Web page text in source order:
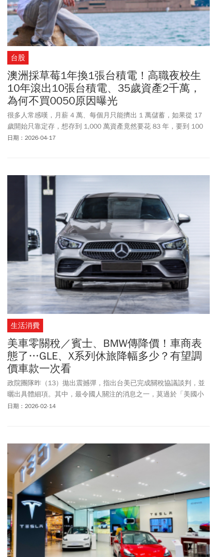
台股
澳洲採草莓1年換1張台積電！高職夜校生
10年滾出10張台積電、35歲資產2千萬，
為何不買0050原因曝光
很多人常感嘆，月薪 4 萬、每個月只能擠出 1 萬儲蓄，如果從 17
歲開始只靠定存，想存到 1,000 萬資產竟然要花 83 年，要到 100
歲才能慶祝自己成為千萬富翁 。到底要怎樣才能早日從底層翻身？
電週四 (4/16) 收盤價 2,085 元計算，資產衝破 2,000 萬元。他究竟
是怎麼辦到的？
日期：2026-04-17
生活消費
美車零關稅／賓士、BMW傳降價！車商表
態了…GLE、X系列休旅降幅多少？有望調
價車款一次看
政院團隊昨（13）拋出震撼彈，指出台美已完成關稅協議談判，並
曬出具體細項。其中，最令國人關注的消息之一，莫過於「美國小
客車輸台0關稅」，外界預期，此舉有望帶動台灣人買美車的意願。
甚至判斷價格平均降幅可達10%。
日期：2026-02-14